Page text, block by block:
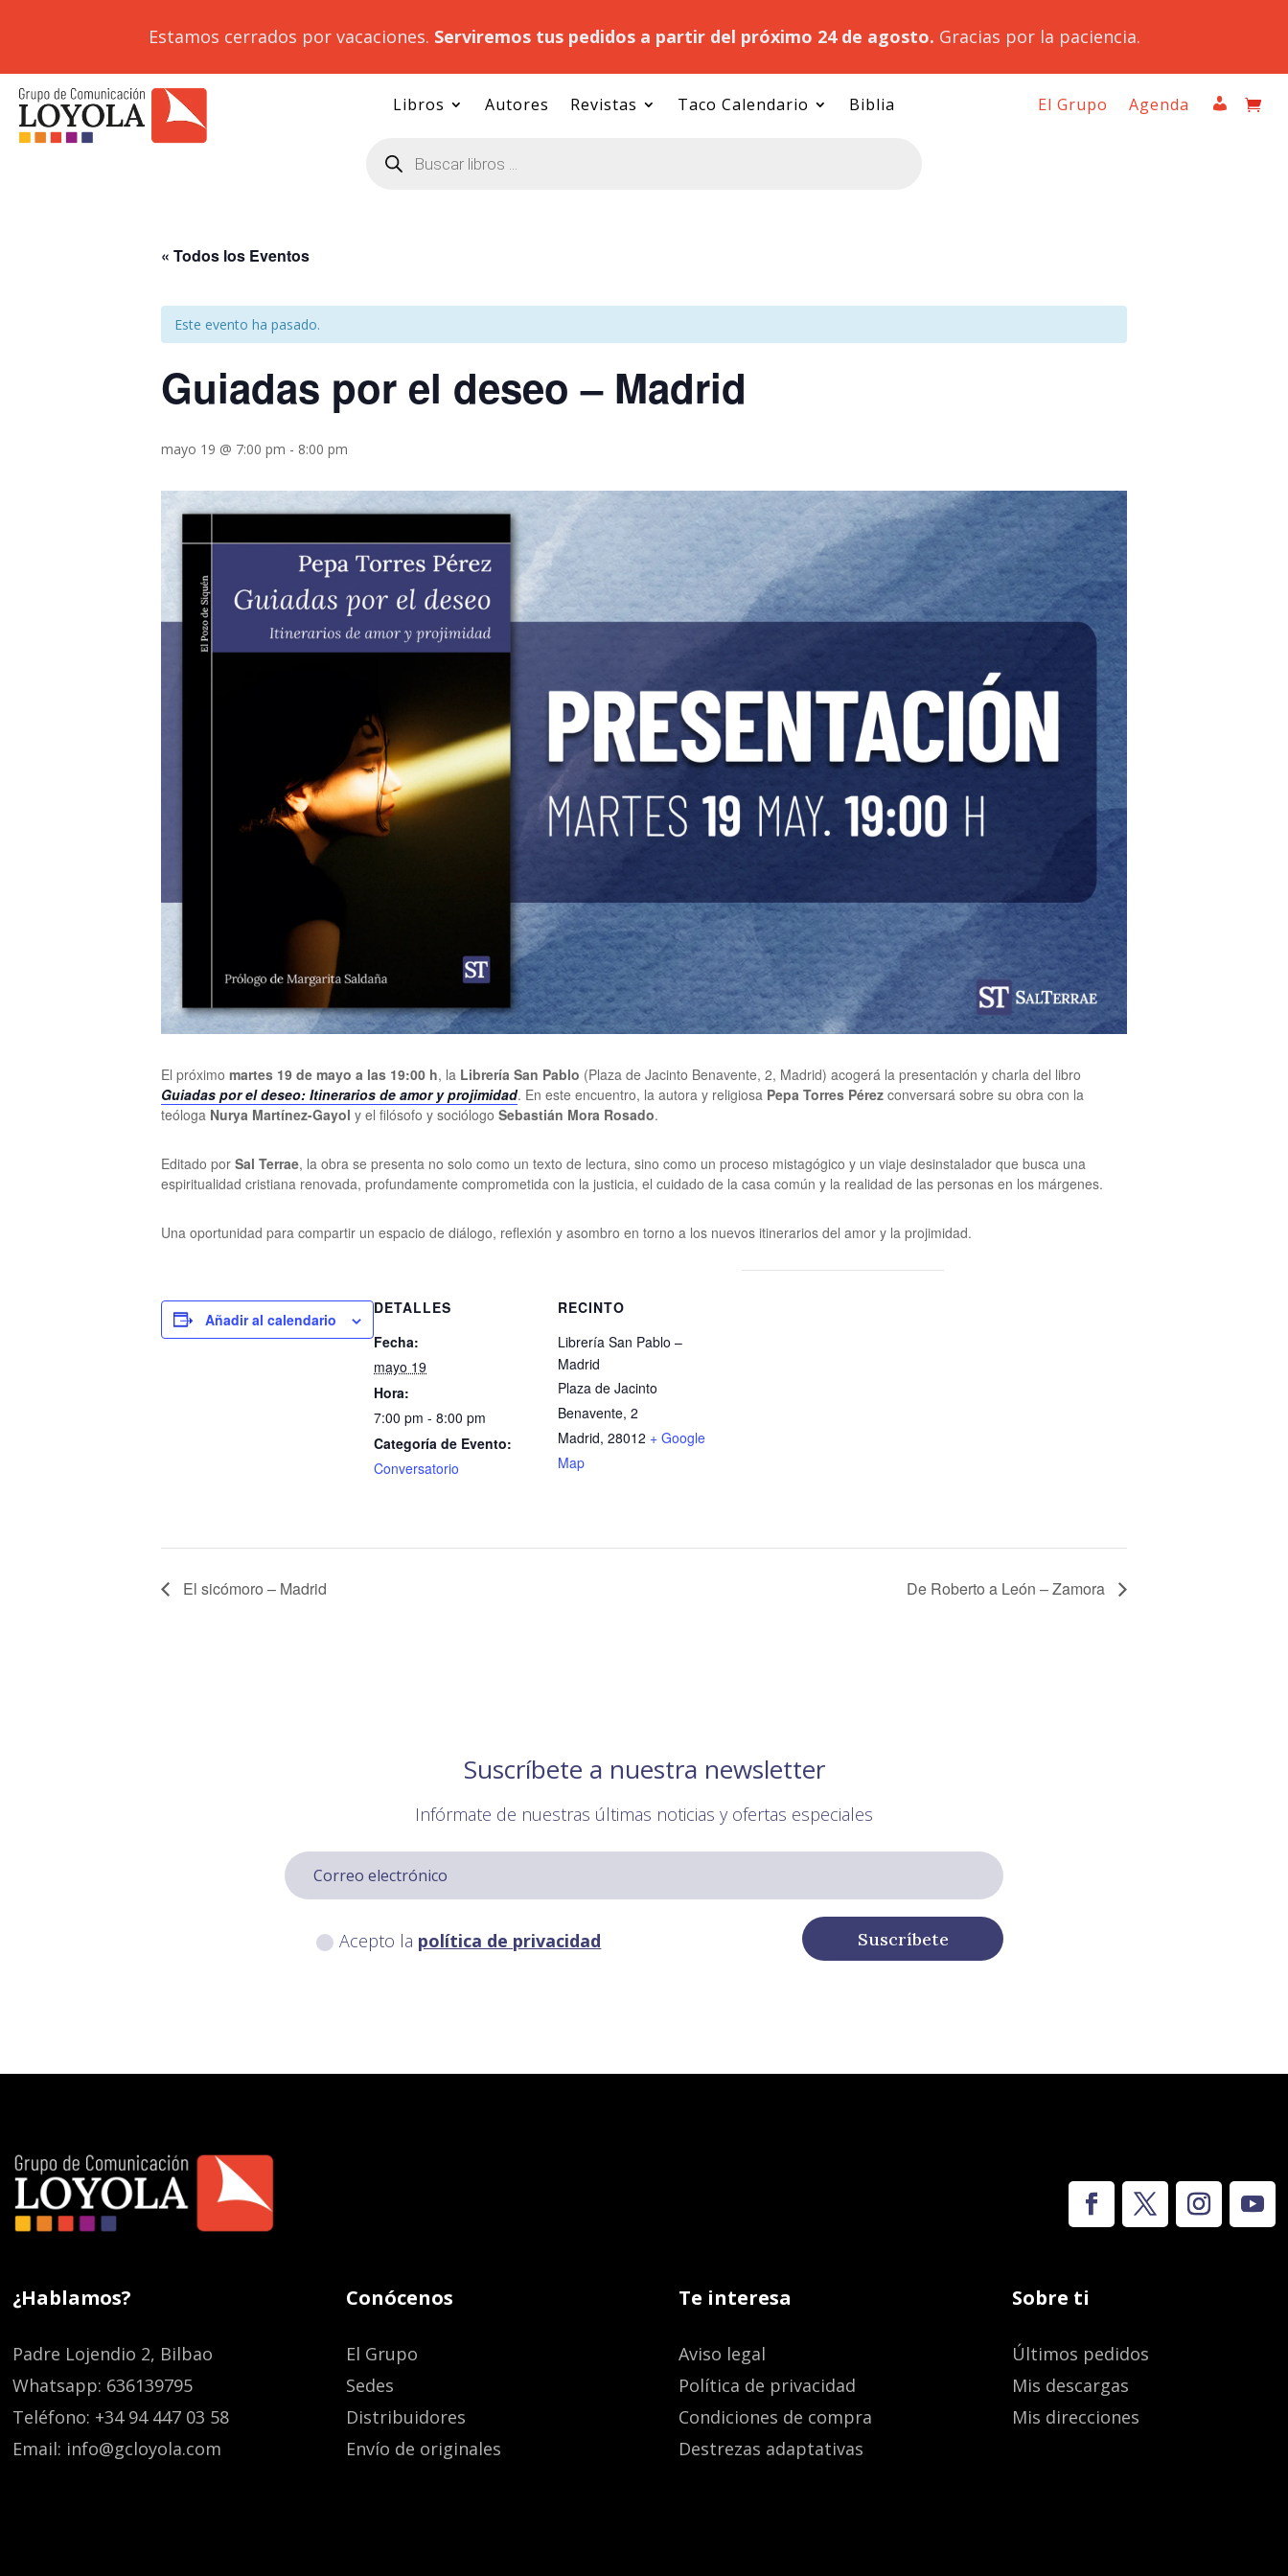
Estamos cerrados por vacaciones. Serviremos tus pedidos a partir del próximo 24 de agosto. Gracias por la paciencia.
Libros Autores Revistas Taco Calendario Biblia
productos
El Grupo Agenda
« Todos los Eventos
Este evento ha pasado.
Guiadas por el deseo – Madrid
mayo 19 @ 7:00 pm - 8:00 pm
El próximo martes 19 de mayo a las 19:00 h, la Librería San Pablo (Plaza de Jacinto Benavente, 2, Madrid) acogerá la presentación y charla del libro
Guiadas por el deseo: Itinerarios de amor y projimidad. En este encuentro, la autora y religiosa Pepa Torres Pérez conversará sobre su obra con la
teóloga Nurya Martínez-Gayol y el filósofo y sociólogo Sebastián Mora Rosado.
Editado por Sal Terrae, la obra se presenta no solo como un texto de lectura, sino como un proceso mistagógico y un viaje desinstalador que busca una
espiritualidad cristiana renovada, profundamente comprometida con la justicia, el cuidado de la casa común y la realidad de las personas en los márgenes.
Una oportunidad para compartir un espacio de diálogo, reflexión y asombro en torno a los nuevos itinerarios del amor y la projimidad.
Añadir al calendario
DETALLES
Fecha:
mayo 19
Hora:
7:00 pm - 8:00 pm
Categoría de Evento:
Conversatorio
RECINTO
Librería San Pablo –
Madrid
Plaza de Jacinto
Benavente, 2
Madrid, 28012 + Google
Map
El sicómoro – Madrid De Roberto a León – Zamora
Suscríbete a nuestra newsletter
Infórmate de nuestras últimas noticias y ofertas especiales
Acepto la política de privacidad Suscríbete
¿Hablamos?
Padre Lojendio 2, Bilbao
Whatsapp: 636139795
Teléfono: +34 94 447 03 58
Email: info@gcloyola.com
Conócenos
El Grupo
Sedes
Distribuidores
Envío de originales
Te interesa
Aviso legal
Política de privacidad
Condiciones de compra
Destrezas adaptativas
Sobre ti
Últimos pedidos
Mis descargas
Mis direcciones